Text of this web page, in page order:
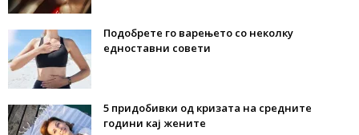
Подобрете го варењето со неколку
едноставни совети
5 придобивки од кризата на средните
години кај жените